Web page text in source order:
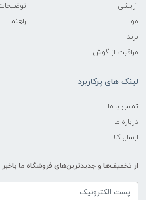
آرایشی
مو
برند
مراقبت از گوش
راهنما
لینک های پرکاربرد
تماس با ما
درباره ما
ارسال کالا
از تخفیف‌ها و جدیدترین‌های فروشگاه ما